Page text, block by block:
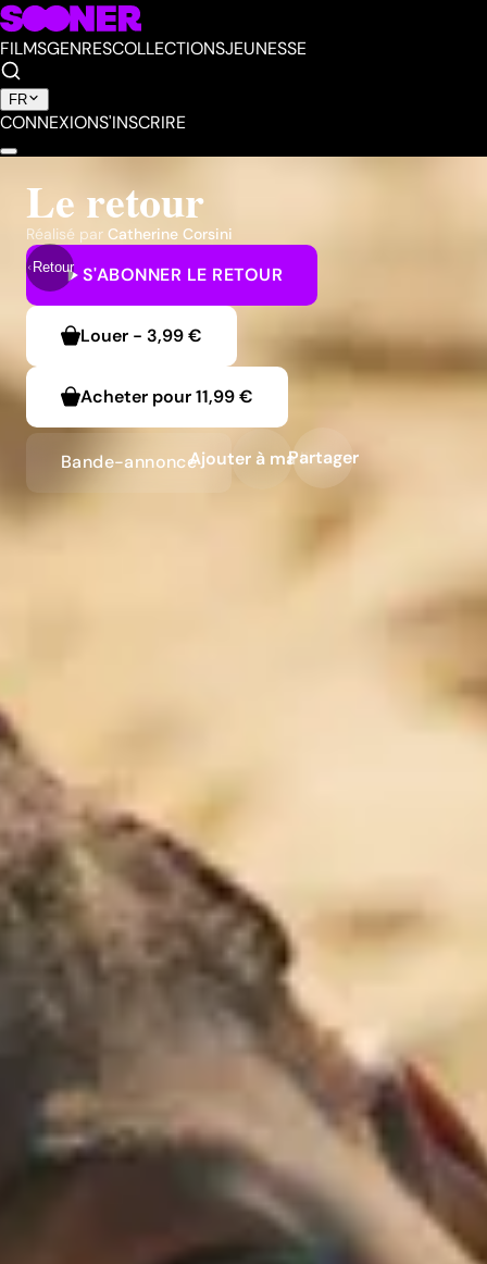
FILMSGENRESCOLLECTIONSJEUNESSE
FR
CONNEXIONS'INSCRIRE
Retour
Le retour
Réalisé par Catherine Corsini
S'ABONNER LE RETOUR
Louer - 3,99 €
Acheter pour11,99 €
Bande-annonceAjouter à ma liste
Partager